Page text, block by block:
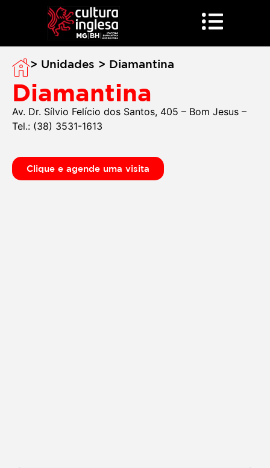
> Unidades > Diamantina
Diamantina
Av. Dr. Sílvio Felício dos Santos, 405 – Bom Jesus –
Tel.: (38) 3531-1613
Clique e agende uma visita